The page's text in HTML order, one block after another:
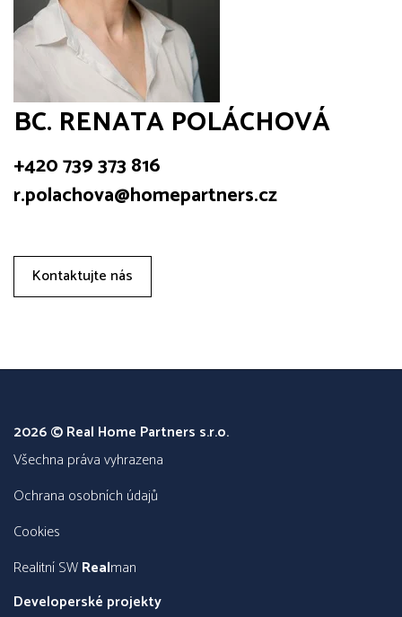
BC. RENATA POLÁCHOVÁ
+420 739 373 816
r.polachova@homepartners.cz
Kontaktujte nás
2026 © Real Home Partners s.r.o.
všechna práva vyhrazena
Ochrana osobních údajů
Cookies
Realitní SWRealman
Developerské projekty